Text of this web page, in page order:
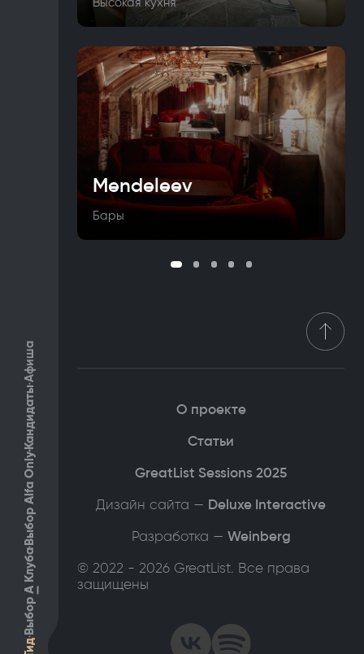
Гид
Выбор
А
Клуба
Выбор Alfa Only
Кандидаты
Афиша
Mendeleev
Бары
© 2022 - 2026 GreatList. Все права
защищены
О проекте
Статьи
GreatList Sessions 2025
Дизайн сайта — Deluxe Interactive
Разработка — Weinberg